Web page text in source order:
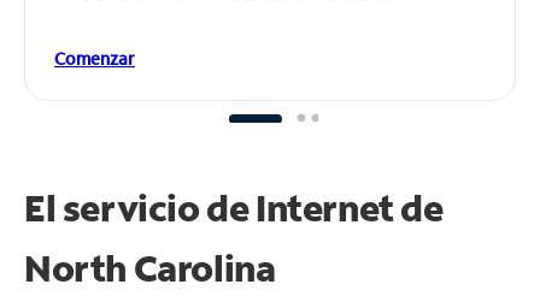
Comenzar
El servicio de Internet de
North Carolina